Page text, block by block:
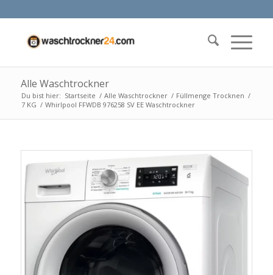
Alle Waschtrockner
Du bist hier: Startseite / Alle Waschtrockner / Füllmenge Trocknen /
7 KG / Whirlpool FFWDB 976258 SV EE Waschtrockner